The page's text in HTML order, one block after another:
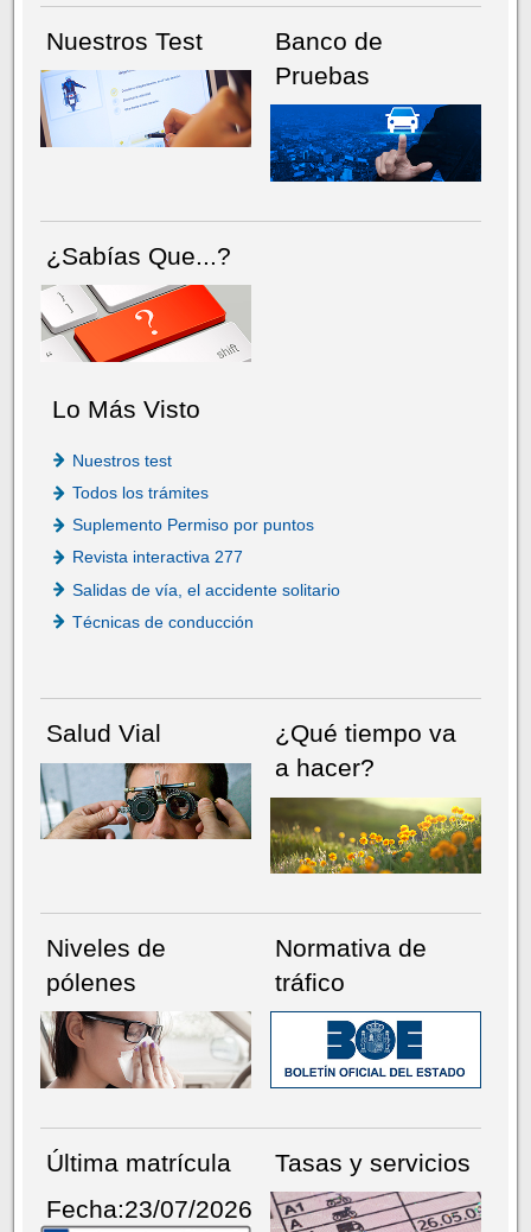
Nuestros Test
Banco de
Pruebas
¿Sabías Que...?
Lo Más Visto
Nuestros test
Todos los trámites
Suplemento Permiso por puntos
Revista interactiva 277
Salidas de vía, el accidente solitario
Técnicas de conducción
Salud Vial
¿Qué tiempo va
a hacer?
Niveles de
pólenes
Normativa de
tráfico
Última matrícula
Fecha:23/07/2026
Tasas y servicios